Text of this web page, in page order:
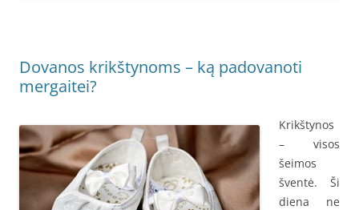
Dovanos krikštynoms – ką padovanoti
mergaitei?
Krikštynos
– visos
šeimos
šventė. Ši
diena ne